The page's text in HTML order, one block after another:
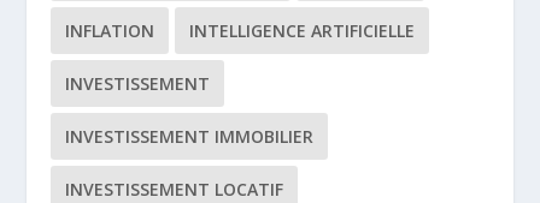
INFLATION INTELLIGENCE ARTIFICIELLE
INVESTISSEMENT
INVESTISSEMENT IMMOBILIER
INVESTISSEMENT LOCATIF